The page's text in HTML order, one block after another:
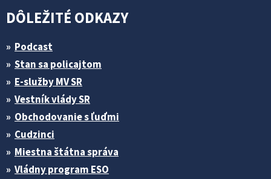
DÔLEŽITÉ ODKAZY
Podcast
Stan sa policajtom
E-služby MV SR
Vestník vlády SR
Obchodovanie s ľuďmi
Cudzinci
Miestna štátna správa
Vládny program ESO